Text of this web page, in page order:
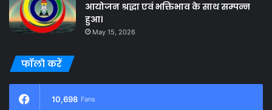
आयोजन श्रद्धा एवं भक्तिभाव के साथ सम्पन्न
हुआ।
May 15, 2026
फॉलो करें
10,698 Fans